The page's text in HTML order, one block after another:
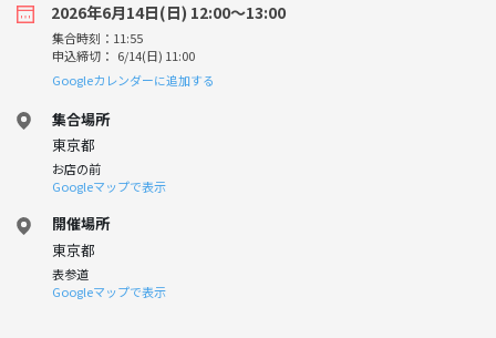
2026年6月14日(日) 12:00〜13:00
集合時刻：11:55
申込締切： 6/14(日) 11:00
Googleカレンダーに追加する
集合場所
東京都
お店の前
Googleマップで表示
開催場所
東京都
表参道
Googleマップで表示